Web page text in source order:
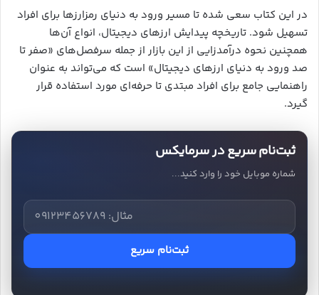
در این کتاب سعی شده تا مسیر ورود به دنیای رمزارزها برای افراد
تسهیل شود. تاریخچه پیدایش ارزهای دیجیتال، انواع آن‌ها
همچنین نحوه درآمدزایی از این بازار از جمله سرفصل‌های «صفر تا
صد ورود به دنیای ارزهای دیجیتال» است که می‌تواند به عنوان
راهنمایی جامع برای افراد مبتدی تا حرفه‌ای مورد استفاده قرار
گیرد.
ثبت‌نام سریع در سرمایکس
شماره موبایل خود را وارد کنید...
ثبت‌نام سریع